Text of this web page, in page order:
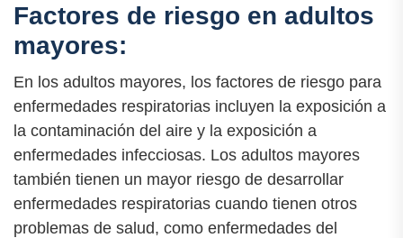
Factores de riesgo en adultos
mayores:
En los adultos mayores, los factores de riesgo para
enfermedades respiratorias incluyen la exposición a
la contaminación del aire y la exposición a
enfermedades infecciosas. Los adultos mayores
también tienen un mayor riesgo de desarrollar
enfermedades respiratorias cuando tienen otros
problemas de salud, como enfermedades del